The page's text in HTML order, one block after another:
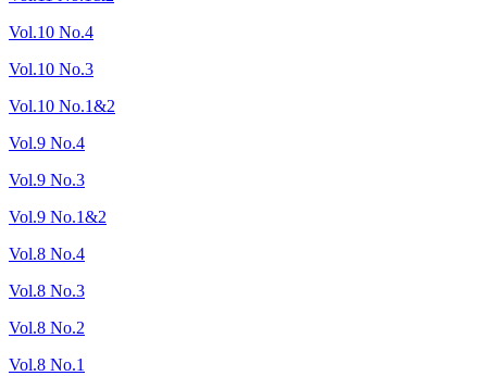
Vol.10 No.4
Vol.10 No.3
Vol.10 No.1&2
Vol.9 No.4
Vol.9 No.3
Vol.9 No.1&2
Vol.8 No.4
Vol.8 No.3
Vol.8 No.2
Vol.8 No.1